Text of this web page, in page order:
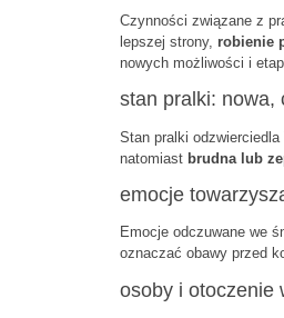
Czynności związane z
lepszej strony, robienie
nowych możliwości i
stan pralki: nowa,
Stan pralki
natomiast brudna lub
emocje
Emocje odczuwane we
oznaczać obawy przed
osoby i